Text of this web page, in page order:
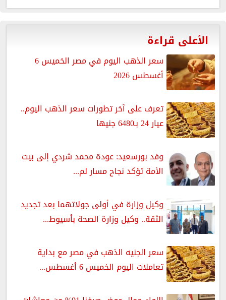
الأعلى قراءة
سعر الذهب اليوم في مصر الخميس 6
أغسطس 2026
تعرف على آخر تطورات سعر الذهب اليوم..
عيار 24 بـ6480 جنيها
وفد بورسعيد: عودة محمد شردي إلى بيت
الأمة تؤكد نجاح مسار لم...
وكيل وزارة في أولى جولاتهما بعد تجديد
الثقة.. وكيل وزارة الصحة بأسيوط...
سعر الجنيه الذهب في مصر مع بداية
تعاملات اليوم الخميس 6 أغسطس...